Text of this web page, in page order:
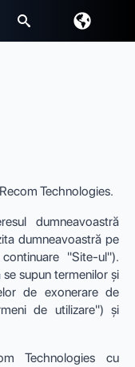
Technologies.
dumneavoastră
dumneavoastră pe
"Site-ul").
supun termenilor și
de exonerare de
de utilizare") și
Technologies cu